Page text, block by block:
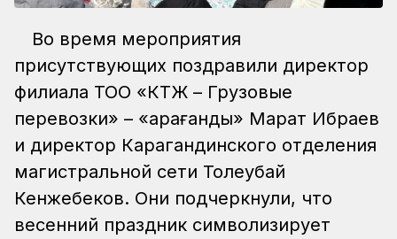
Во время мероприятия
присутствующих поздравили директор
филиала ТОО «КТЖ – Грузовые
перевозки» – «Қарағанды» Марат Ибраев
и директор Карагандинского отделения
магистральной сети Толеубай
Кенжебеков. Они подчеркнули, что
весенний праздник символизирует